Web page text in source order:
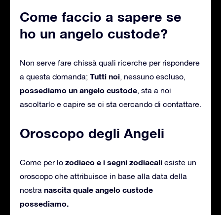
Come faccio a sapere se
ho un angelo custode?
Non serve fare chissà quali ricerche per rispondere
a questa domanda; Tutti noi, nessuno escluso,
possediamo un angelo custode, sta a noi
ascoltarlo e capire se ci sta cercando di contattare.
Oroscopo degli Angeli
Come per lo zodiaco e i segni zodiacali esiste un
oroscopo che attribuisce in base alla data della
nostra nascita quale angelo custode
possediamo.